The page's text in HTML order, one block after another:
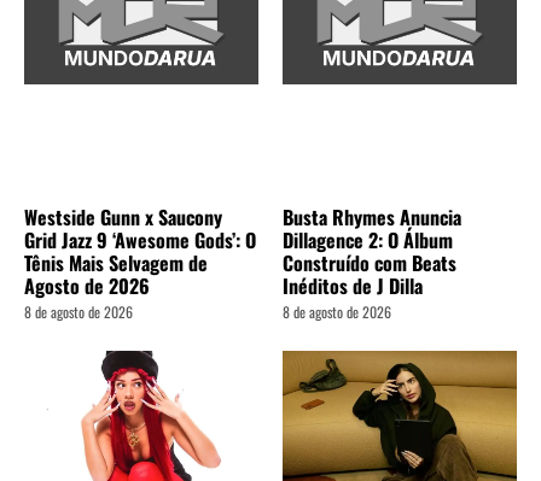
Westside Gunn x Saucony
Grid Jazz 9 ‘Awesome Gods’: O
Tênis Mais Selvagem de
Agosto de 2026
8 de agosto de 2026
Busta Rhymes Anuncia
Dillagence 2: O Álbum
Construído com Beats
Inéditos de J Dilla
8 de agosto de 2026